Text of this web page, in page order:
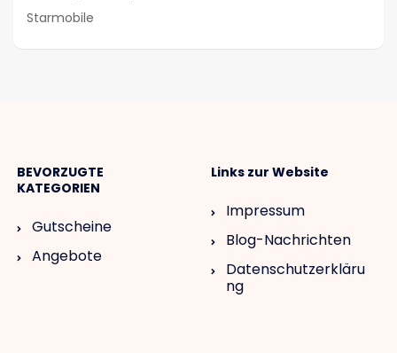
Starmobile
BEVORZUGTE
KATEGORIEN
Gutscheine
Angebote
Links zur Website
Impressum
Blog-Nachrichten
Datenschutzerkläru
ng